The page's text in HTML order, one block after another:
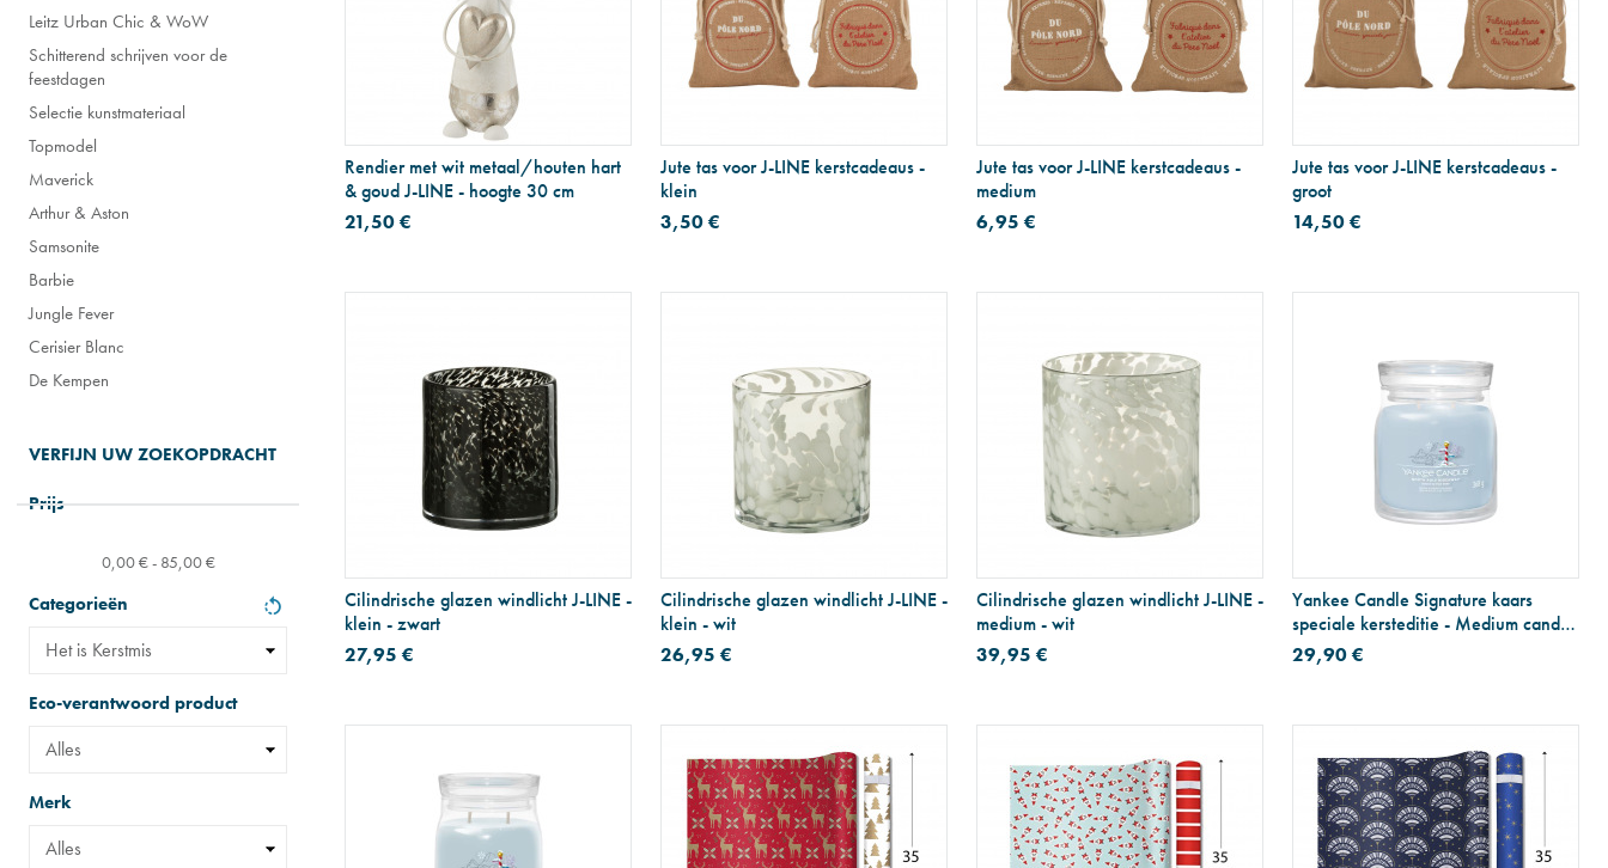
Leitz Urban Chic & WoW
Schitterend schrijven voor de
feestdagen
Selectie kunstmateriaal
Topmodel
Maverick
Arthur & Aston
Samsonite
Barbie
Jungle Fever
Cerisier Blanc
De Kempen
VERFIJN UW ZOEKOPDRACHT
Prijs
0,00 € - 85,00 €
Categorieën
Eco-verantwoord product
Merk
Rendier met wit metaal/houten hart
& goud J-LINE - hoogte 30 cm
21,50 €
Jute tas voor J-LINE kerstcadeaus -
klein
3,50 €
Jute tas voor J-LINE kerstcadeaus -
medium
6,95 €
Jute tas voor J-LINE kerstcadeaus -
groot
14,50 €
Cilindrische glazen windlicht J-LINE -
klein - zwart
27,95 €
Cilindrische glazen windlicht J-LINE -
klein - wit
26,95 €
Cilindrische glazen windlicht J-LINE -
medium - wit
39,95 €
Yankee Candle Signature kaars
speciale kersteditie - Medium candle
- Toevluchtsoord van de Noordpool
29,90 €